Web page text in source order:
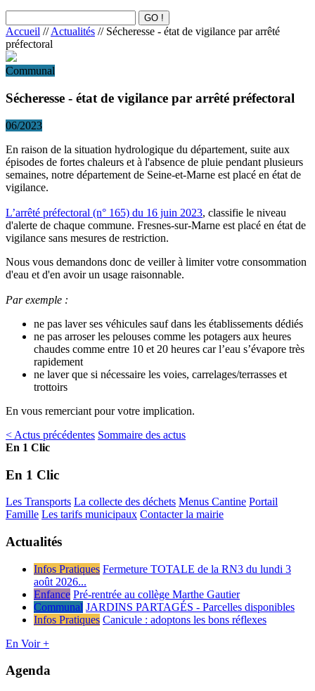
Accueil //Actualités // Sécheresse - état de vigilance par arrêté
préfectoral
Communal
Sécheresse - état de vigilance par arrêté préfectoral
06/2023
En raison de la situation hydrologique du département, suite aux
épisodes de fortes chaleurs et à l'absence de pluie pendant plusieurs
semaines, notre département de Seine-et-Marne est placé en état de
vigilance.
L’arrêté préfectoral (n° 165) du 16 juin 2023, classifie le niveau
d'alerte de chaque commune. Fresnes-sur-Marne est placé en état de
vigilance sans mesures de restriction.
Nous vous demandons donc de veiller à limiter votre consommation
d'eau et d'en avoir un usage raisonnable.
Par exemple :
ne pas laver ses véhicules sauf dans les établissements dédiés
ne pas arroser les pelouses comme les potagers aux heures
chaudes comme entre 10 et 20 heures car l’eau s’évapore très
rapidement
ne laver que si nécessaire les voies, carrelages/terrasses et
trottoirs
En vous remerciant pour votre implication.
< Actus précédentes Sommaire des actus
En 1 Clic
En 1 Clic
Les Transports La collecte des déchets Menus Cantine Portail
Famille Les tarifs municipaux Contacter la mairie
Actualités
Infos Pratiques Fermeture TOTALE de la RN3 du lundi 3
août 2026...
Enfance Pré-rentrée au collège Marthe Gautier
Communal JARDINS PARTAGÉS - Parcelles disponibles
Infos Pratiques Canicule : adoptons les bons réflexes
En Voir +
Agenda